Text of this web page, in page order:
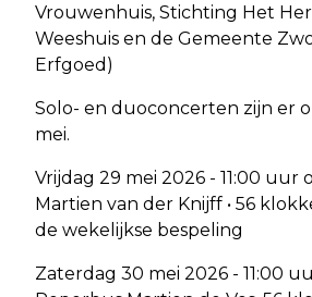
Vrouwenhuis, Stichting Het
Weeshuis en de Gemeente
Erfgoed)
Solo- en duoconcerten zijn er
mei.
Vrijdag 29 mei 2026 - 11:00 uur
Martien van der Knijff • 56
de wekelijkse bespeling
Zaterdag 30 mei 2026 - 11:00